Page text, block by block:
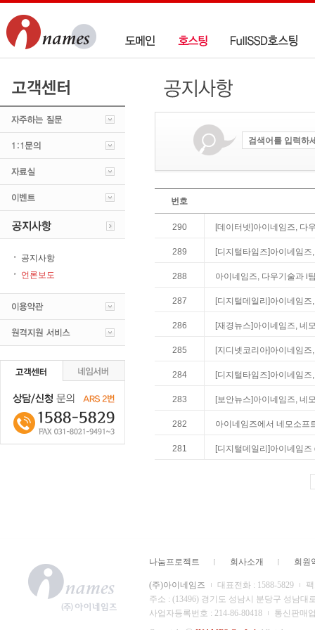
공지사항
언론보도
번호
290 [데이터넷]아이네임즈, 다
289 [디지털타임즈]아이네임
288 아이네임즈, 다우기술과 i
287 [디지털데일리]아이네임
286 [재경뉴스]아이네임즈, 네
285 [지디넷코리아]아이네임
284 [디지털타임즈]아이네임
283 [보안뉴스]아이네임즈, 네
282 아이네임즈에서 네모소프
281 [디지털데일리]아이네임
나눔프로젝트 회사소개 회원
(주)아이네임즈 대표전화 : 1588-5829
주소 : (13496) 경기도 성남시 분당구 성남대
사업자등록번호 : 214-86-80418
통신판매